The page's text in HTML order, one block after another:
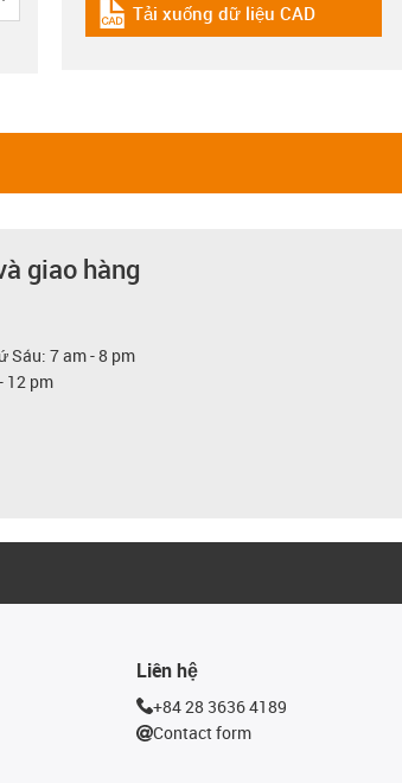
igus-icon-cad-dateien
Tải xuống dữ liệu CAD
giao hàng
Sáu: 7 am - 8 pm
12 pm
Liên hệ
+84 28 3636 4189
Contact form